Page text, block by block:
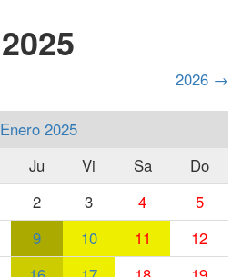
2025
2026 →
Enero 2025
Ju Vi Sa
Do
2 3 4
5
9 10 11
12